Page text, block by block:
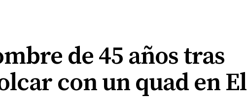
de 45 años tras
con un quad en El